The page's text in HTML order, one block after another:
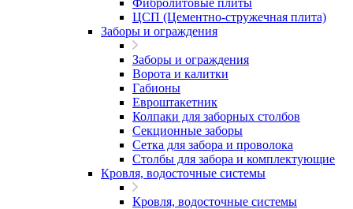
Фибролитовые плиты
ЦСП (Цементно-стружечная плита)
Заборы и ограждения
Заборы и ограждения
Ворота и калитки
Габионы
Евроштакетник
Колпаки для заборных столбов
Секционные заборы
Сетка для забора и проволока
Столбы для забора и комплектующие
Кровля, водосточные системы
Кровля, водосточные системы